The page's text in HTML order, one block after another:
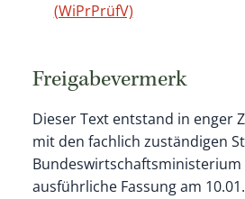
(WiPrPrüfV)
Freigabevermerk
Dieser Text entstand in enger
mit den fachlich zuständigen
Bundeswirtschaftsministerium
ausführliche Fassung am